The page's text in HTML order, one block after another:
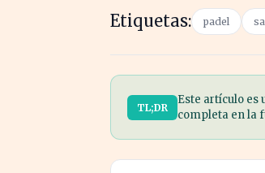
Etiquetas: padel
TL;DR
Este artículo
completa en la